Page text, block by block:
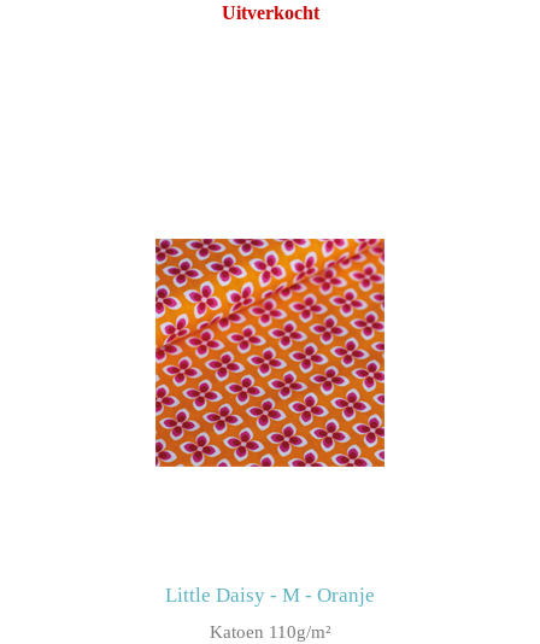
Uitverkocht
Little Daisy - M - Oranje
Katoen 110g/m²